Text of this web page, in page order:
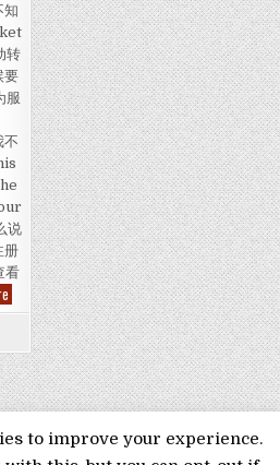
知
转
要
服
不
说
册
看
请允许我无语下
许我无语下
MENU
to improve your experience.